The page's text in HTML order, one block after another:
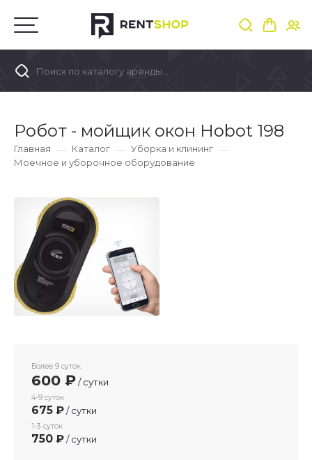
Поиск по каталогу аренды...
Робот - мойщик окон Hobot 198
Главная Каталог
Уборка и клининг
Моечное и уборочное оборудование
Более 9 суток
600 ₽/ сутки
4-9 суток
675 ₽/ сутки
1-3 суток
750 ₽/ сутки